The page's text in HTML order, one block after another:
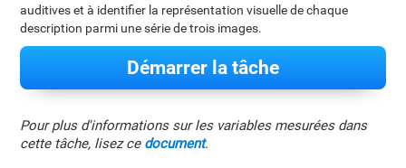
auditives et à identifier la représentation visuelle de chaque
description parmi une série de trois images.
Démarrer la tâche
Pour plus d'informations sur les variables mesurées dans
cette tâche, lisez ce document.